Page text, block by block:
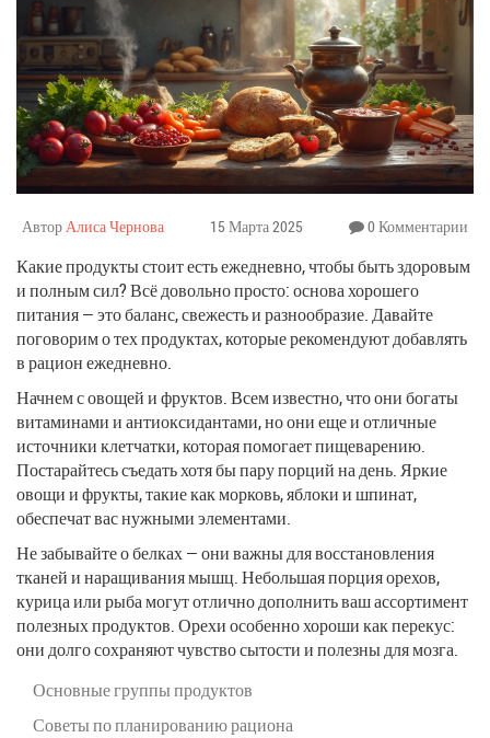
АвторАлиса Чернова 15 Марта 2025 0 Комментарии
Какие продукты стоит есть ежедневно, чтобы быть здоровым
и полным сил? Всё довольно просто: основа хорошего
питания — это баланс, свежесть и разнообразие. Давайте
поговорим о тех продуктах, которые рекомендуют добавлять
в рацион ежедневно.
Начнем с овощей и фруктов. Всем известно, что они богаты
витаминами и антиоксидантами, но они еще и отличные
источники клетчатки, которая помогает пищеварению.
Постарайтесь съедать хотя бы пару порций на день. Яркие
овощи и фрукты, такие как морковь, яблоки и шпинат,
обеспечат вас нужными элементами.
Не забывайте о белках — они важны для восстановления
тканей и наращивания мышц. Небольшая порция орехов,
курица или рыба могут отлично дополнить ваш ассортимент
полезных продуктов. Орехи особенно хороши как перекус:
они долго сохраняют чувство сытости и полезны для мозга.
Основные группы продуктов
Советы по планированию рациона